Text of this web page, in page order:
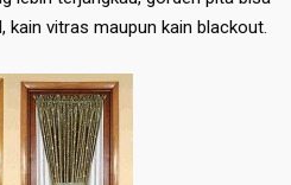
kain vitras maupun kain blackout.